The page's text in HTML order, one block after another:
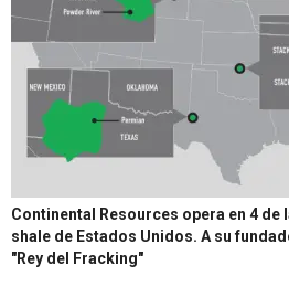
Continental Resources opera en 4 de
shale de Estados Unidos. A su
"Rey del Fracking"